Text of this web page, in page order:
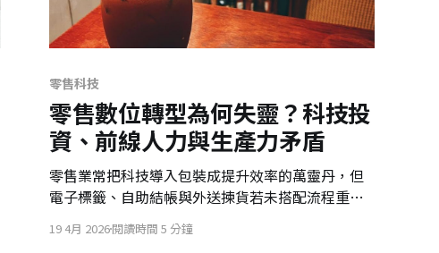
零售科技
零售數位轉型為何失靈？科技投
資、前線人力與生產力矛盾
零售業常把科技導入包裝成提升效率的萬靈丹，但
電子標籤、自助結帳與外送揀貨若未搭配流程重
塑，反而可能增加前線負荷、拉長排隊、稀釋顧客
體驗，讓數位投資落入生產力矛盾。
19 4月 2026閱讀時間 5 分鐘